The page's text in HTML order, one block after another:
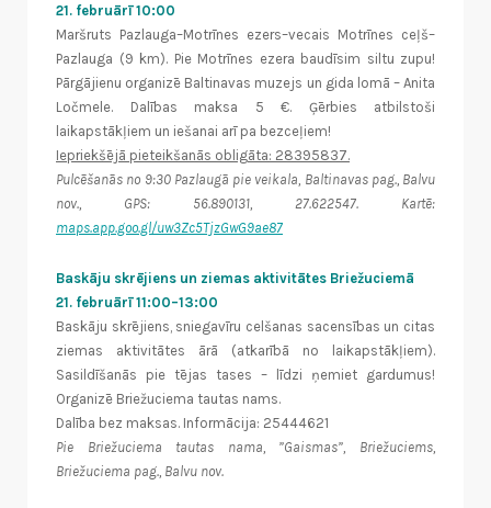
21. februārī 10:00
Maršruts Pazlauga–Motrīnes ezers–vecais Motrīnes ceļš–
Pazlauga (9 km). Pie Motrīnes ezera baudīsim siltu zupu!
Pārgājienu organizē Baltinavas muzejs un gida lomā – Anita
Ločmele. Dalības maksa 5 €. Ģērbies atbilstoši
laikapstākļiem un iešanai arī pa bezceļiem!
Iepriekšējā pieteikšanās obligāta: 28395837.
Pulcēšanās no 9:30 Pazlaugā pie veikala, Baltinavas pag., Balvu
nov., GPS: 56.890131, 27.622547. Kartē:
maps.app.goo.gl/uw3Zc5TjzGwG9ae87
Baskāju skrējiens un ziemas aktivitātes Briežuciemā
21. februārī 11:00–13:00
Baskāju skrējiens, sniegavīru celšanas sacensības un citas
ziemas aktivitātes ārā (atkarībā no laikapstākļiem).
Sasildīšanās pie tējas tases – līdzi ņemiet gardumus!
Organizē Briežuciema tautas nams.
Dalība bez maksas. Informācija: 25444621
Pie Briežuciema tautas nama, ”Gaismas”, Briežuciems,
Briežuciema pag., Balvu nov.